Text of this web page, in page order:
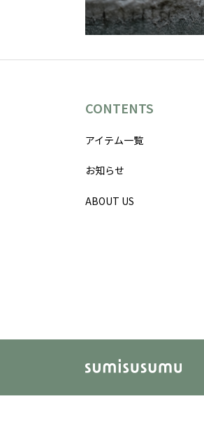
CONTENTS
アイテム一覧
お知らせ
ABOUT US